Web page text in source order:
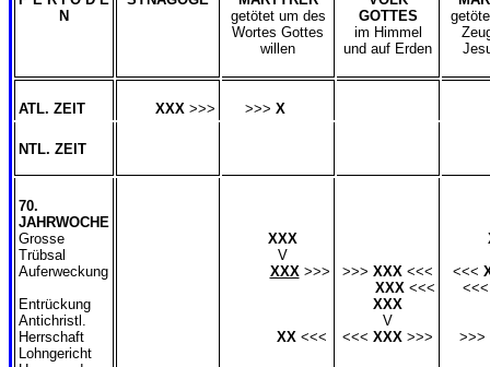
N
getötet um des
Wortes Gottes
willen
GOTTES
im Himmel
und auf Erden
ATL. ZEIT XXX >>> >>> X
NTL. ZEIT
70.
JAHRWOCHE
Grosse
Trübsal
Auferweckung
Entrückung
Antichristl.
Herrschaft
Lohngericht
XXX
V
XXX>>>
XX <<<
>>> XXX <<<
XXX <<<
XXX
V
<<< XXX >>>
<<<
>>>